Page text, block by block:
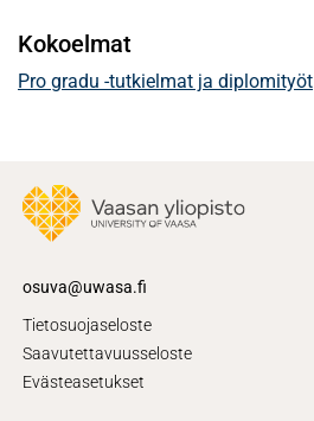
Kokoelmat
Pro gradu -tutkielmat ja diplomityöt
osuva@uwasa.fi
Tietosuojaseloste
Saavutettavuusseloste
Evästeasetukset